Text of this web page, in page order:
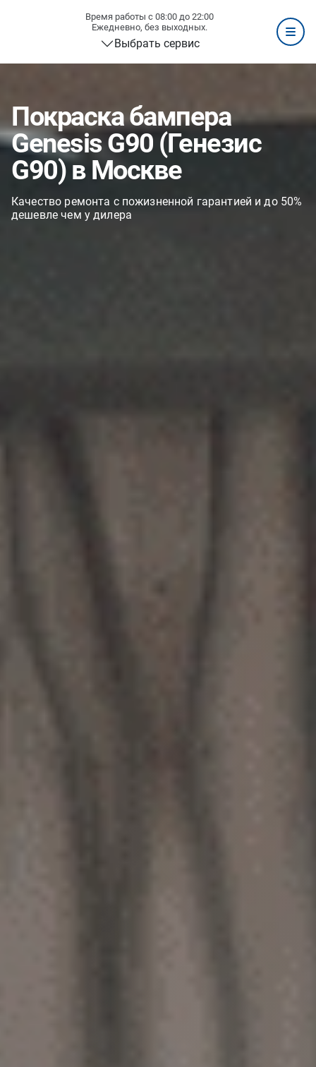
Время работы с 08:00 до 22:00
Ежедневно, без выходных.
Выбрать сервис
Покраска бампера
Genesis G90 (Генезис
G90) в Москве
Качество ремонта с пожизненной гарантией и до 50%
дешевле чем у дилера